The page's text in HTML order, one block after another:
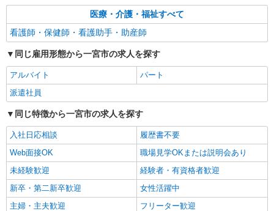
名鉄一宮駅★2300円〜の高時給！デイで看
護！16時退勤OKで安心
時給2300円〜2875円＜交通費全額支給(ガソリ
ン代含む)/日払い可/週払い可＞
派遣社員
株式会社kotrio /●NG-H-1832051
福祉看護は人生のサポーター。シニア住宅の看
護STAFF。日払いOK
時給2300円〜2875円＜交通費全額支給/日払
い・週払いOK/履歴書不要＞
愛知県一宮市
医療・介護・福祉すべて
看護師・保健師・看護助手・助産師
同じ雇用形態から一宮市の求人を探す
アルバイト
パート
派遣社員
同じ特徴から一宮市の求人を探す
入社日応相談
履歴書不要
Web面接OK
職場見学OKまたは説明会あり
未経験歓迎
経験者・有資格者歓迎
新卒・第二新卒歓迎
女性活躍中
主婦・主夫歓迎
フリーター歓迎